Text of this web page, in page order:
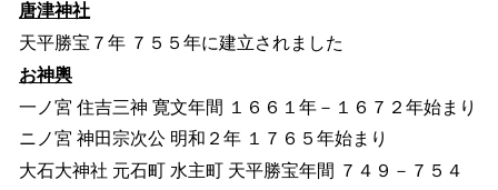
唐津神社
天平勝宝７年 ７５５年に建立されました
お神輿
一ノ宮 住吉三神 寛文年間 １６６１年－１６７２年始まり
ニノ宮 神田宗次公 明和２年 １７６５年始まり
大石大神社 元石町 水主町 天平勝宝年間 ７４９－７５４